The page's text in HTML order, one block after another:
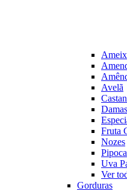
Avelã
Fruta
Nozes
Pipoca
Uva
Ver
Gorduras